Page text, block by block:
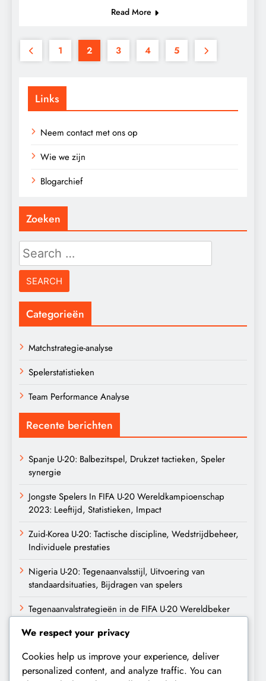
Read More
1 2 3 4 5
Links
Neem contact met ons op
Wie we zijn
Blogarchief
Zoeken
Search
for:
Categorieën
Matchstrategie-analyse
Spelerstatistieken
Team Performance Analyse
Recente berichten
Spanje U-20: Balbezitspel, Drukzet tactieken, Speler
synergie
Jongste Spelers In FIFA U-20 Wereldkampioenschap
2023: Leeftijd, Statistieken, Impact
Zuid-Korea U-20: Tactische discipline, Wedstrijdbeheer,
Individuele prestaties
Nigeria U-20: Tegenaanvalsstijl, Uitvoering van
standaardsituaties, Bijdragen van spelers
Tegenaanvalstrategieën in de FIFA U-20 Wereldbeker
Archief
We respect your privacy
Cookies help us improve your experience, deliver
personalized content, and analyze traffic. You can